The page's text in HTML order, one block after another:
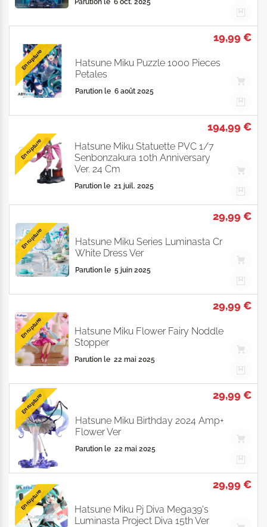
19,99 €
Hatsune Miku Puzzle 1000 Pieces
Petales
Parution le 6 août 2025
En rupture
194,99 €
Hatsune Miku Statuette PVC 1/7
Senbonzakura 10th Anniversary
Ver. 24 Cm
Parution le 21 juil. 2025
En rupture
29,99 €
Hatsune Miku Series Luminasta Cr
White Dress Ver
Parution le 5 juin 2025
En rupture
29,99 €
Hatsune Miku Flower Fairy Noddle
Stopper
Parution le 22 mai 2025
En rupture
29,99 €
Hatsune Miku Birthday 2024 Amp+
Flower Ver
Parution le 22 mai 2025
En rupture
29,99 €
Hatsune Miku Pj Diva Mega39's
Luminasta Project Diva 15th Ver
En rupture